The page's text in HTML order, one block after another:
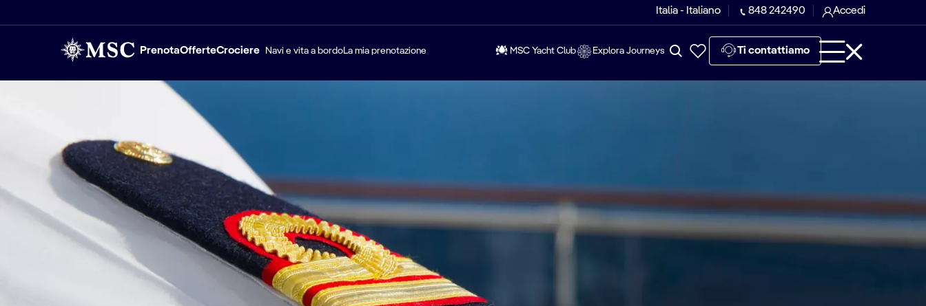
Italia - Italiano 848 242490 Accedi
PrenotaOfferteCrociere Navi e vita a bordoLa mia prenotazione MSC Yacht Club Explora Journeys Ti contattiamo